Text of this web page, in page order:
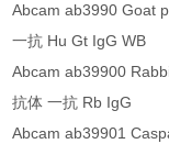
Abcam ab3990 Goat
一抗 Hu Gt IgG WB
Abcam ab39900
抗体 一抗 Rb IgG
Abcam ab39901